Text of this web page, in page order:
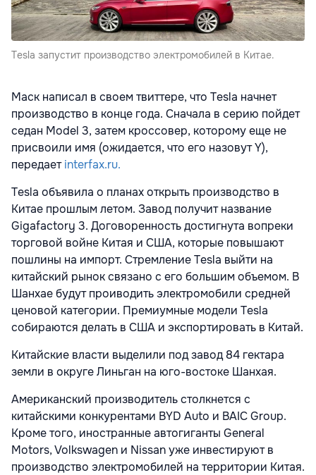
Tesla запустит производство электромобилей в Китае.
Маск написал в своем твиттере, что Tesla начнет
производство в конце года. Сначала в серию пойдет
седан Model 3, затем кроссовер, которому еще не
присвоили имя (ожидается, что его назовут Y),
передаетinterfax.ru.
Tesla объявила о планах открыть производство в
Китае прошлым летом. Завод получит название
Gigafactory 3. Договоренность достигнута вопреки
торговой войне Китая и США, которые повышают
пошлины на импорт. Стремление Tesla выйти на
китайский рынок связано с его большим объемом. В
Шанхае будут проиводить электромобили средней
ценовой категории. Премиумные модели Tesla
собираются делать в США и экспортировать в Китай.
Китайские власти выделили под завод 84 гектара
земли в округе Линьган на юго-востоке Шанхая.
Американский производитель столкнется с
китайскими конкурентами BYD Auto и BAIC Group.
Кроме того, иностранные автогиганты General
Motors, Volkswagen и Nissan уже инвестируют в
производство электромобилей на территории Китая.